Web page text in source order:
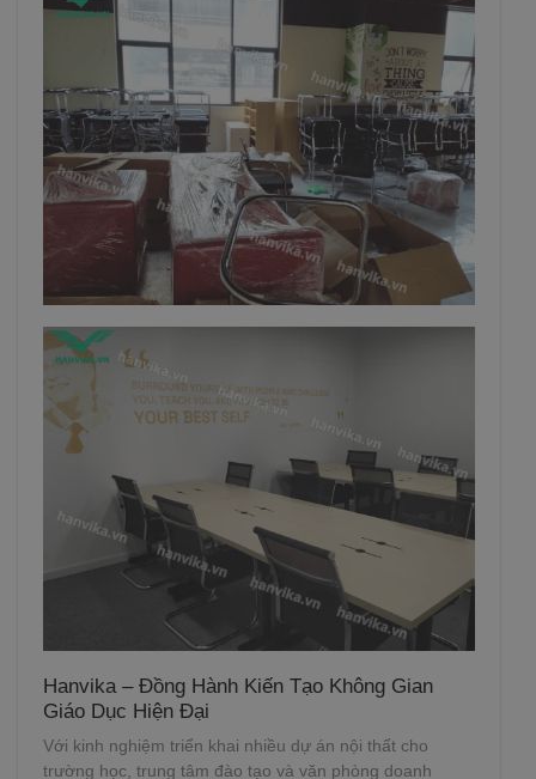
Hanvika – Đồng Hành Kiến Tạo Không Gian
Giáo Dục Hiện Đại
Với kinh nghiệm triển khai nhiều dự án nội thất cho
trường học, trung tâm đào tạo và văn phòng doanh